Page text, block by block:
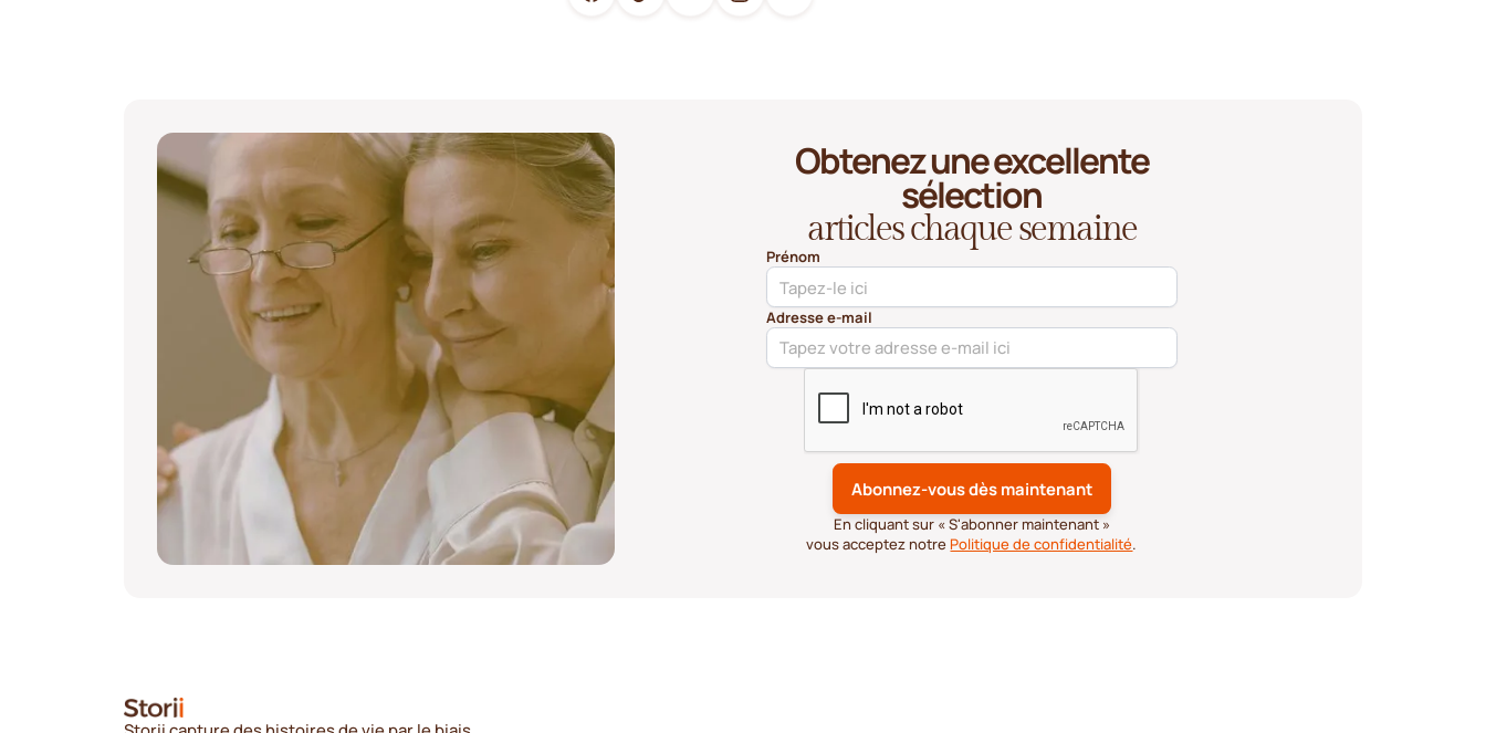
Obtenez une excellente
sélection
articles chaque semaine
Prénom
Adresse e-mail
En cliquant sur « S'abonner maintenant »
vous acceptez notre Politique de confidentialité.